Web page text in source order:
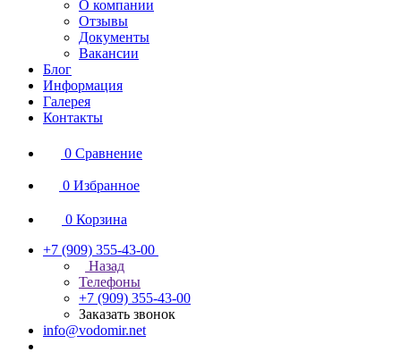
О компании
Отзывы
Документы
Вакансии
Блог
Информация
Галерея
Контакты
0 Сравнение
0 Избранное
0 Корзина
+7 (909) 355-43-00
Назад
Телефоны
+7 (909) 355-43-00
Заказать звонок
info@vodomir.net